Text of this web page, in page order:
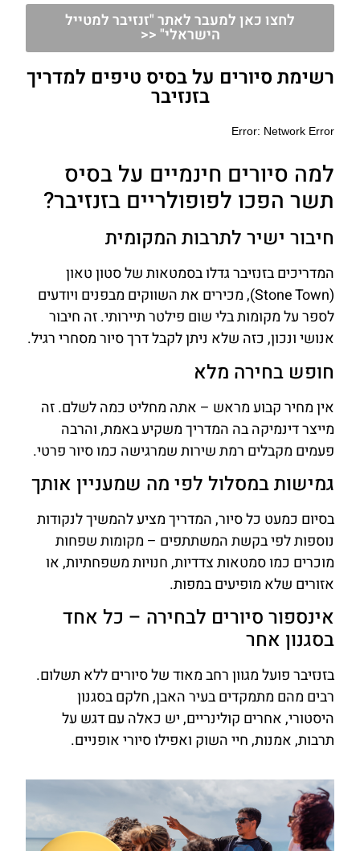
לחצו כאן למעבר לאתר "זנזיבר למטייל
הישראלי" <<
רשימת סיורים על בסיס טיפים למדריך
בזנזיבר
למה סיורים חינמיים על בסיס
תשר הפכו לפופולריים בזנזיבר?
חיבור ישיר לתרבות המקומית
המדריכים בזנזיבר גדלו בסמטאות של סטון טאון
(Stone Town), מכירים את השווקים מבפנים ויודעים
לספר על מקומות בלי שום פילטר תיירותי. זה חיבור
אנושי ונכון, כזה שלא ניתן לקבל דרך סיור מסחרי רגיל.
חופש בחירה מלא
אין מחיר קבוע מראש – אתה מחליט כמה לשלם. זה
מייצר דינמיקה בה המדריך משקיע באמת, והרבה
פעמים מקבלים רמת שירות שמרגישה כמו סיור פרטי.
גמישות במסלול לפי מה שמעניין אותך
בסיום כמעט כל סיור, המדריך מציע להמשיך לנקודות
נוספות לפי בקשת המשתתפים – מקומות שפחות
מוכרים כמו סמטאות צדדיות, חנויות משפחתיות, או
אזורים שלא מופיעים במפות.
אינספור סיורים לבחירה – כל אחד
בסגנון אחר
בזנזיבר פועל מגוון רחב מאוד של סיורים ללא תשלום.
רבים מהם מתמקדים בעיר האבן, חלקם בסגנון
היסטורי, אחרים קולינריים, יש כאלה עם דגש על
תרבות, אמנות, חיי השוק ואפילו סיורי אופניים.